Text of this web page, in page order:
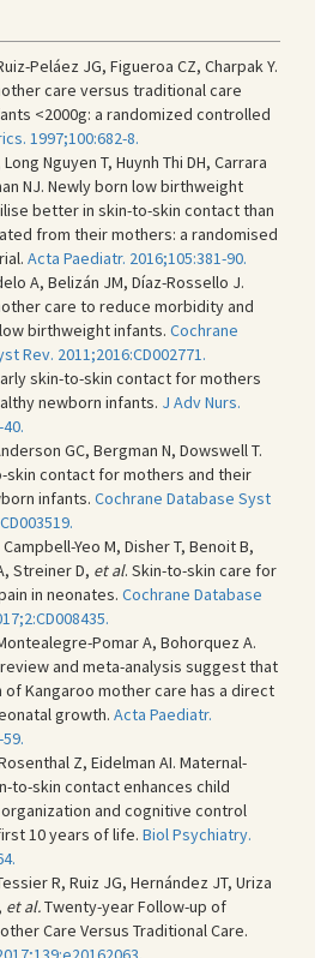
Peláez JG, Figueroa CZ, Charpak Y.
care versus traditional care
<2000g: a randomized controlled
1997;100:682-8.
Nguyen T, Huynh Thi DH, Carrara
NJ. Newly born low birthweight
better in skin-to-skin contact than
from their mothers: a randomised
Acta Paediatr. 2016;105:381-90.
A, Belizán JM, Díaz-Rossello J.
care to reduce morbidity and
birthweight infants. Cochrane
Rev. 2011;2016:CD002771.
skin-to-skin contact for mothers
newborn infants. J Adv Nurs.
GC, Bergman N, Dowswell T.
skin contact for mothers and their
infants. Cochrane Database Syst
Yeo M, Disher T, Benoit B,
Streiner D, et al. Skin-to-skin care for
in neonates. Cochrane Database
Pomar A, Bohorquez A.
and meta-analysis suggest that
of Kangaroo mother care has a direct
growth. Acta Paediatr.
Z, Eidelman AI. Maternal-
to-skin contact enhances child
and cognitive control
10 years of life. Biol Psychiatry.
R, Ruiz JG, Hernández JT, Uriza
et al.Twenty-year Follow-up of
Care Versus Traditional Care.